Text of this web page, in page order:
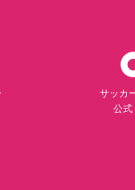
サッカ
公式